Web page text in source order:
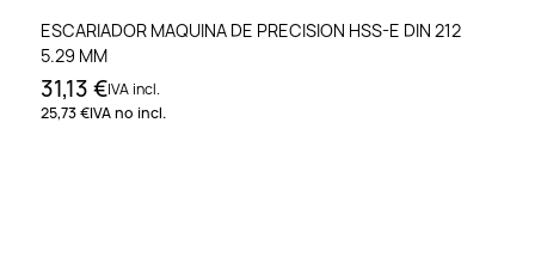
ESCARIADOR MAQUINA DE PRECISION HSS-E DIN 212
5.29 MM
31,13 €IVA incl.
25,73 €IVA no incl.